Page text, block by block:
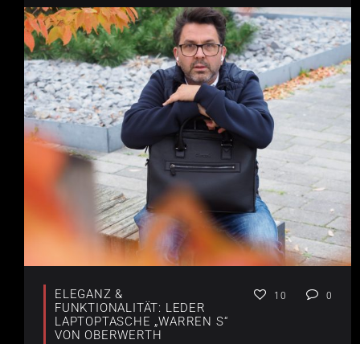
ELEGANZ &
FUNKTIONALITÄT: LEDER
LAPTOPTASCHE „WARREN S“
VON OBERWERTH
10 0